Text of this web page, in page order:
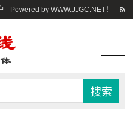
Powered by WWW.JJGC.NET！